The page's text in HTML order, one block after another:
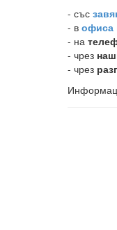
- със
- в офиса
- на
- чрез
- чрез